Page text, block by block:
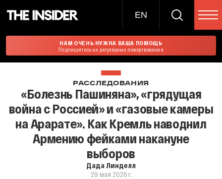
EN
НАМ ОЧЕНЬ НУЖНА ВАША ПОМОЩЬ
Подпишитесь на регулярные пожертвования
РАССЛЕДОВАНИЯ
«Болезнь Пашиняна», «грядущая
война с Россией» и «газовые камеры
на Арарате». Как Кремль наводнил
Армению фейками накануне
выборов
Дада Линделл
29 мая 2026 г.